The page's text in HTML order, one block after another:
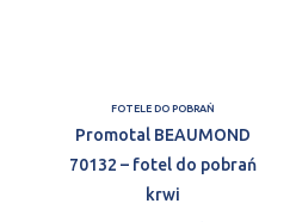
FOTELE DO POBRAŃ
Promotal BEAUMOND
70132 – fotel do pobrań
krwi